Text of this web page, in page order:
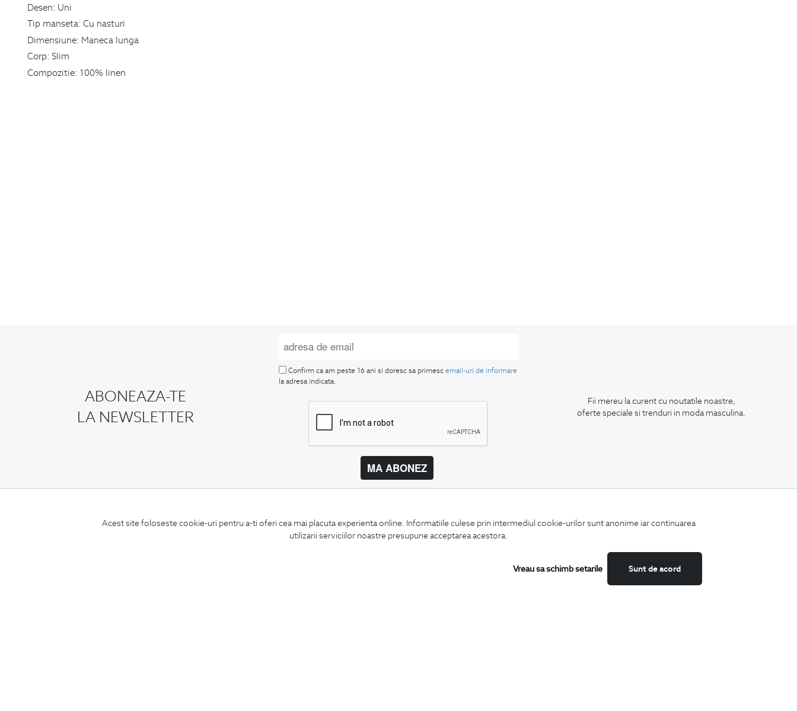
Acest site foloseste cookie-uri pentru a-ti oferi cea mai placuta experienta online. Informatiile culese prin intermediul cookie-urilor sunt anonime iar continuarea
utilizarii serviciilor noastre presupune acceptarea acestora.
Sunt de acord
Vreau sa schimb setarile
Desen: Uni
Tip manseta: Cu nasturi
Dimensiune: Maneca lunga
Corp: Slim
Compozitie: 100% linen
ABONEAZA-TE
LA NEWSLETTER
Confirm ca am peste 16 ani si doresc sa primescemail-uri de informare
la adresa indicata.
MA ABONEZ
Fii mereu la curent cu noutatile noastre,
oferte speciale si trenduri in moda masculina.
Termeni si conditii
Contact
Magazine
Facebook
LinkedIn
Camasi
Incaltaminte
Pantaloni